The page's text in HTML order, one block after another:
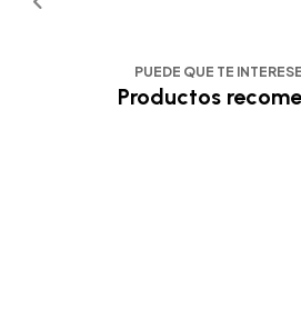
PUEDE QUE TE
Productos